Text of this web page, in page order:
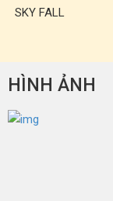
SKY FALL
HÌNH ẢNH